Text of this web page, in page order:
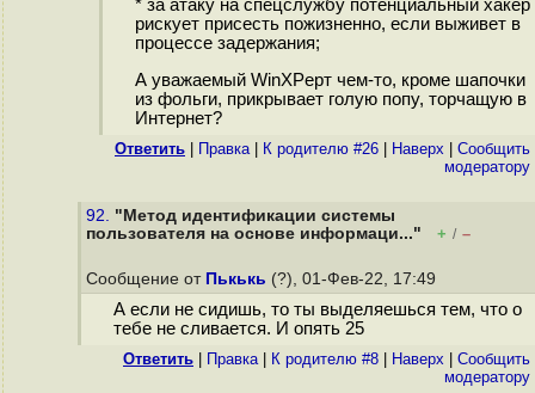
* за атаку на спецслужбу потенциальный хакер
рискует присесть пожизненно, если выживет в
процессе задержания;
А уважаемый WinXPерт чем-то, кроме шапочки
из фольги, прикрывает голую попу, торчащую в
Интернет?
Ответить Правка| К родителю #26 Наверх
Cообщить
модератору
92. "Метод идентификации системы
пользователя на основе информаци..."
+ / –
Сообщение от Пькькь (?), 01-Фев-22, 17:49
А если не сидишь, то ты выделяешься тем, что о
тебе не сливается. И опять 25
Ответить Правка| К родителю #8 Наверх
Cообщить
модератору